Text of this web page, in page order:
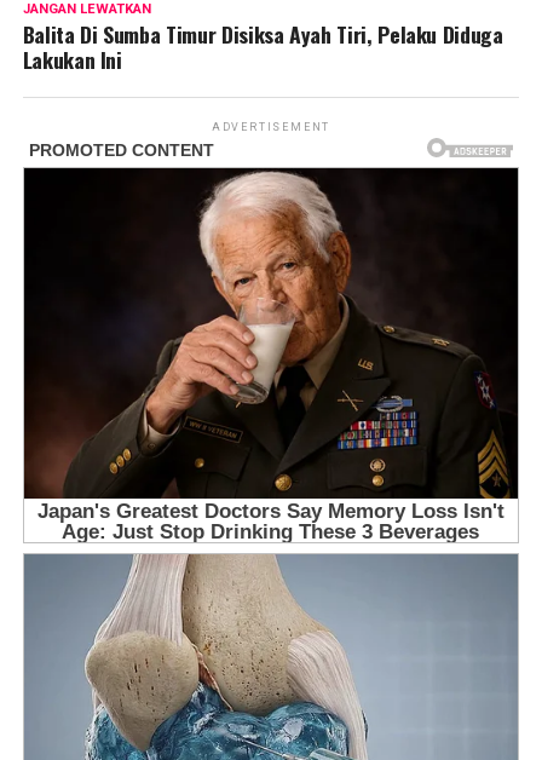
JANGAN LEWATKAN
Balita Di Sumba Timur Disiksa Ayah Tiri, Pelaku Diduga
Lakukan Ini
ADVERTISEMENT